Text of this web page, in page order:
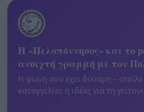
Η «Πελοπόννησος» και το
ανοιχτή γραμμή με τον
Η φωνή σου έχει δύναμη –
καταγγελίες ή ιδέες για τη